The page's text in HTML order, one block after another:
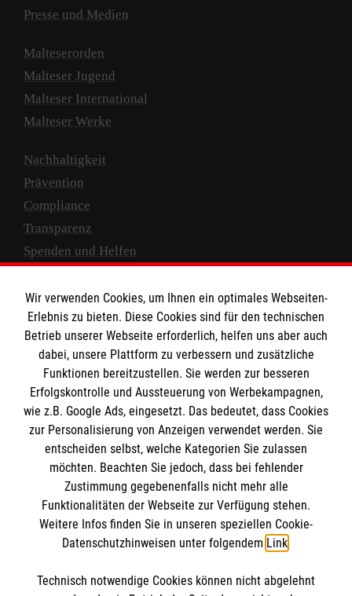
Presse und Medien
Malteserorden
Malteser Jugend
Malteser International
Malteser Werke
Nachhaltigkeit
Prävention
Compliance
Transparenz
Spenden und Helfen
Empfänger: Malteser Hilfsdienst e.V.
IBAN: DE10 3706 0120 1201 2000 12
BIC: GENODED 1PA7
Newsletter abonnieren
Cookies verwalten|AGB|Impressum|Datenschutz
Wir verwenden Cookies, um Ihnen ein optimales Webseiten-
Erlebnis zu bieten. Diese Cookies sind für den technischen
Betrieb unserer Webseite erforderlich, helfen uns aber auch
dabei, unsere Plattform zu verbessern und zusätzliche
Funktionen bereitzustellen. Sie werden zur besseren
Erfolgskontrolle und Aussteuerung von Werbekampagnen,
wie z.B. Google Ads, eingesetzt. Das bedeutet, dass Cookies
zur Personalisierung von Anzeigen verwendet werden. Sie
entscheiden selbst, welche Kategorien Sie zulassen
möchten. Beachten Sie jedoch, dass bei fehlender
Zustimmung gegebenenfalls nicht mehr alle
Funktionalitäten der Webseite zur Verfügung stehen.
Weitere Infos finden Sie in unseren speziellen Cookie-
Datenschutzhinweisen unter folgendem Link.
Technisch notwendige Cookies können nicht abgelehnt